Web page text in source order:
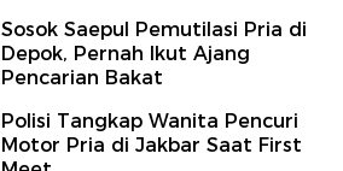
Sosok Saepul Pemutilasi Pria di
Depok, Pernah Ikut Ajang
Pencarian Bakat
Polisi Tangkap Wanita Pencuri
Motor Pria di Jakbar Saat First